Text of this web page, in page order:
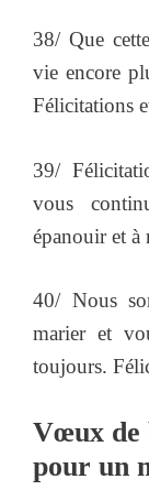
38/ Que
vie encore
Félicitations
39/
vous
épanouir et à
40/ Nous
marier et
toujours.
Vœux de
pour un